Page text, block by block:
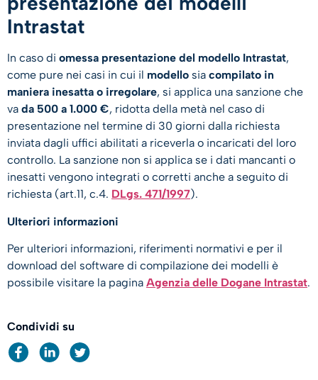
Intrastat
In caso di omessa presentazione del modello Intrastat,
come pure nei casi in cui il modello sia compilato in
maniera inesatta o irregolare, si applica una sanzione che
va da 500 a 1.000 €, ridotta della metà nel caso di
presentazione nel termine di 30 giorni dalla richiesta
inviata dagli uffici abilitati a riceverla o incaricati del loro
controllo. La sanzione non si applica se i dati mancanti o
inesatti vengono integrati o corretti anche a seguito di
richiesta (art.11, c.4. DLgs. 471/1997).
Ulteriori informazioni
Per ulteriori informazioni, riferimenti normativi e per il
download del software di compilazione dei modelli è
possibile visitare la pagina Agenzia delle Dogane Intrastat.
Condividi su